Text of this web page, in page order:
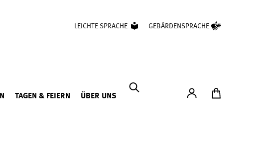
LEICHTE SPRACHE GEBÄRDENSPRACHE
TAGEN & FEIERN ÜBER UNS
Konto Zum Ticketshop